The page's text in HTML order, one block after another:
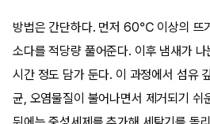
방법은 간단하다. 먼저 60℃ 이상의 뜨
소다를 적당량 풀어준다. 이후 냄새가
시간 정도 담가 둔다. 이 과정에서 섬유
균, 오염물질이 불어나면서 제거되기 쉬